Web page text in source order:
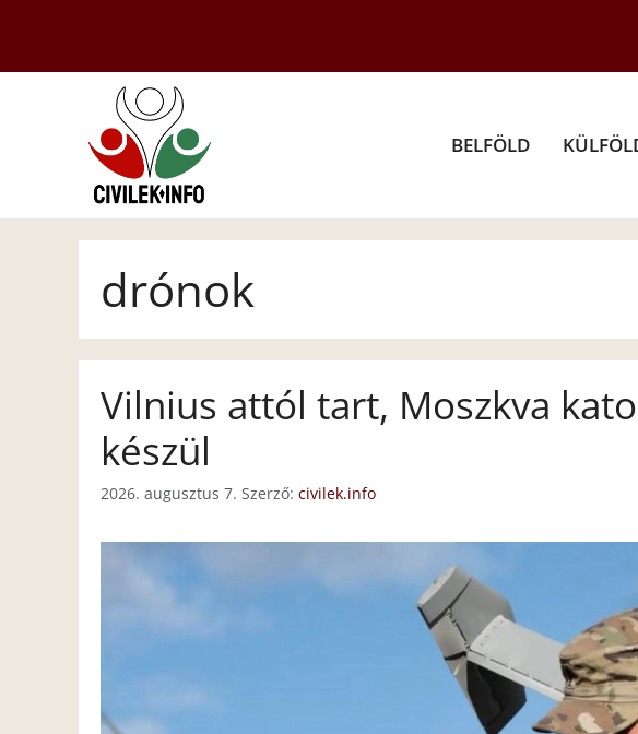
tartalomba
BELFÖLD
drónok
Vilnius attól tart, Moszkva
készül
2026. augusztus 7. Szerző: civilek.info